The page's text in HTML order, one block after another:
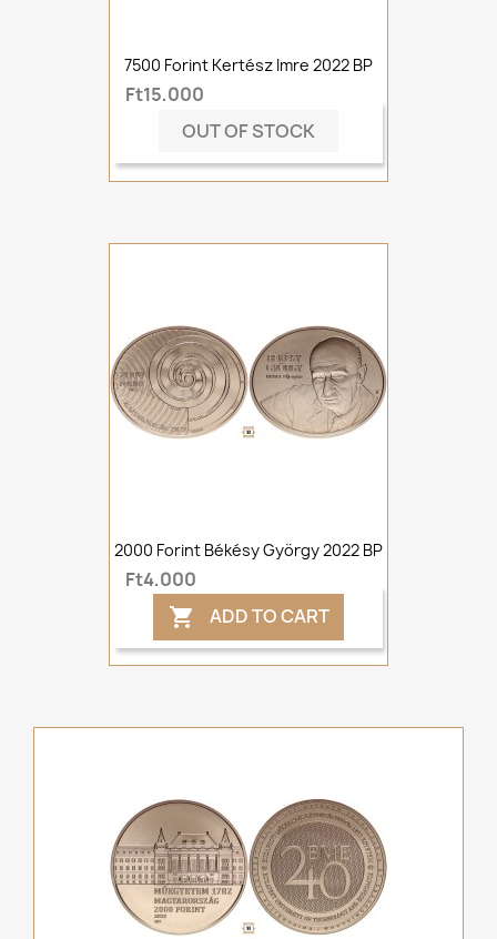
7500 Forint Kertész Imre 2022 BP
Ft15,000
OUT OF STOCK
2000 Forint Békésy György 2022 BP
Ft4,000
 ADD TO CART